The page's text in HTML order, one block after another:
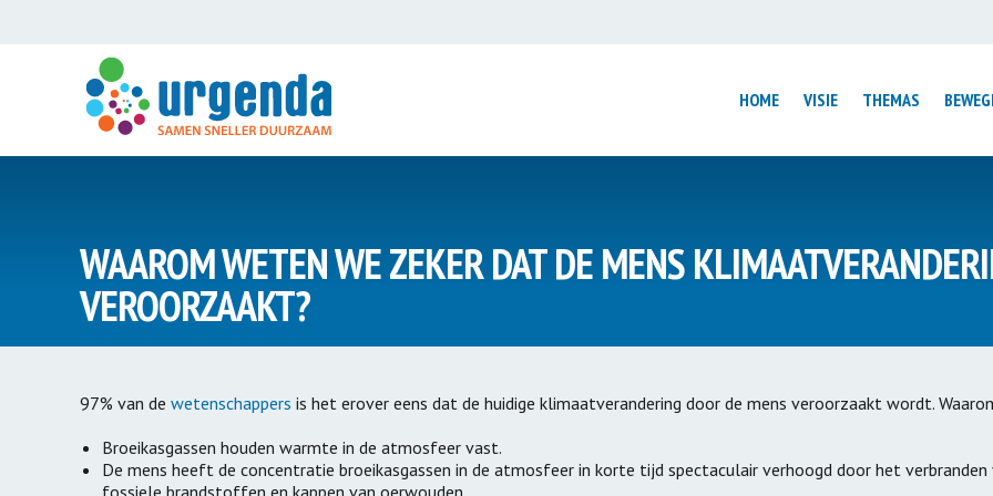
HOME VISIE THEMAS
Klimaatzaak
Climate Cases
54puntenplan
Wij Willen Zon
Expertisecentrum
Biobased bouwen
ZonOpZorg
Luchtvaart
Verduurzaming
Texel Gastvrij Elektrisch
Wijmond: van
Factsheet
Kies Duurzame
WAAROM WETEN WE ZEKER DAT DE MENS
VEROORZAAKT?
97% van de wetenschappers is het erover eens dat de huidige klimaatverandering door de mens veroorzaakt wordt.
Broeikasgassen houden warmte in de atmosfeer vast.
De mens heeft de concentratie broeikasgassen in de atmosfeer in korte tijd spectaculair verhoogd door het verbranden